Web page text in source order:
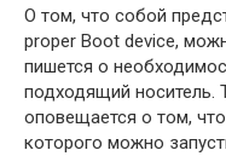
О том, что собой
proper Boot device,
пишется о
подходящий носитель.
оповещается о том,
которого можно